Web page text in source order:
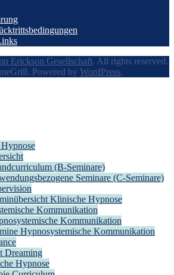
Erickson Gesellschaft. All rights reserved.
Powered by WordPress.
(B-Seminare)
Seminare (C-Seminare)
Klinische Hypnose
Kommunikation
Kommunikation
Hypnosystemische Kommunikation
Dreaming
Hypnose